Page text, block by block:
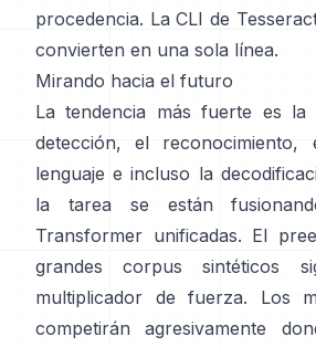
procedencia. La CLI de
convierten en una sola línea.
Mirando hacia el futuro
La tendencia más fuerte es la
detección, el reconocimiento,
lenguaje e incluso la
la tarea se están
Transformer unificadas. El
grandes corpus sintéticos
multiplicador de fuerza. Los
competirán agresivamente